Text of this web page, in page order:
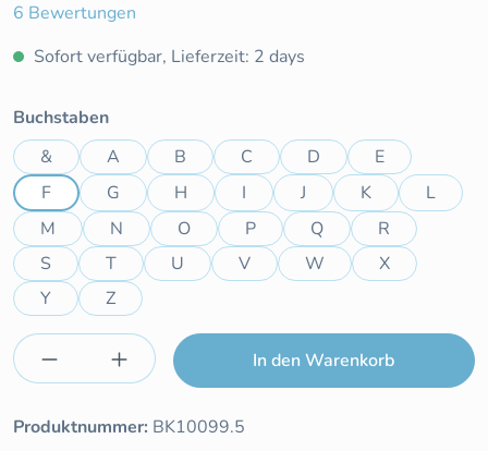
Durchschnittliche Bewertung von 5 von 5 Sternen
6 Bewertungen
Sofort verfügbar, Lieferzeit: 2 days
Buchstabenauswählen
&
A B C D
E
F
G H I J K
L
M
N O P Q
R
S
T U V W
X
Y
Z
Produkt Anzahl: Gib den gewünschten
In den Warenkorb
Produktnummer: BK10099.5